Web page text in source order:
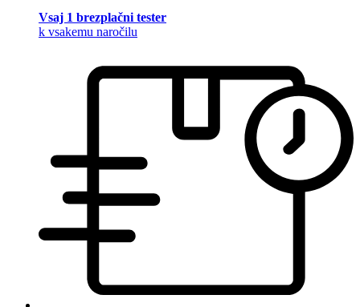
Vsaj 1 brezplačni tester
k vsakemu naročilu